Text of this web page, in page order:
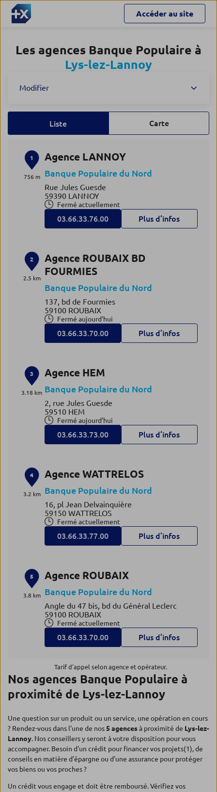
Accéder au site
Les agences Banque Populaire à
Lys-lez-Lannoy
Modifier
Liste Carte
1
756 m
Agence LANNOY
Banque Populaire du Nord
Rue Jules Guesde
59390 LANNOY
Fermé actuellement
03.66.33.76.00 Plus d’infos
2
2.5 km
Agence ROUBAIX BD
FOURMIES
Banque Populaire du Nord
137, bd de Fourmies
59100 ROUBAIX
Fermé aujourd'hui
03.66.33.70.00 Plus d’infos
3
3.18 km
Agence HEM
Banque Populaire du Nord
2, rue Jules Guesde
59510 HEM
Fermé aujourd'hui
03.66.33.73.00 Plus d’infos
4
3.2 km
Agence WATTRELOS
Banque Populaire du Nord
16, pl Jean Delvainquière
59150 WATTRELOS
Fermé actuellement
03.66.33.77.00 Plus d’infos
5
3.8 km
Agence ROUBAIX
Banque Populaire du Nord
Angle du 47 bis, bd du Général Leclerc
59100 ROUBAIX
Fermé actuellement
03.66.33.70.00 Plus d’infos
Tarif d'appel selon agence et opérateur.
Nos agences Banque Populaire à
proximité de Lys-lez-Lannoy
Une question sur un produit ou un service, une opération en cours
? Rendez-vous dans l'une de nos5 agencesà proximité de Lys-lez-
Lannoy. Nos conseillers y seront à votre disposition pour vous
accompagner. Besoin d'un crédit pour financer vos projets(1), de
conseils en matière d'épargne ou d'une assurance pour protéger
vos biens ou vos proches ?
Un crédit vous engage et doit être remboursé. Vérifiez vos